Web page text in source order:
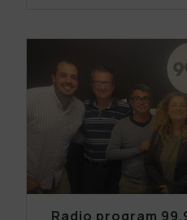
Radio program